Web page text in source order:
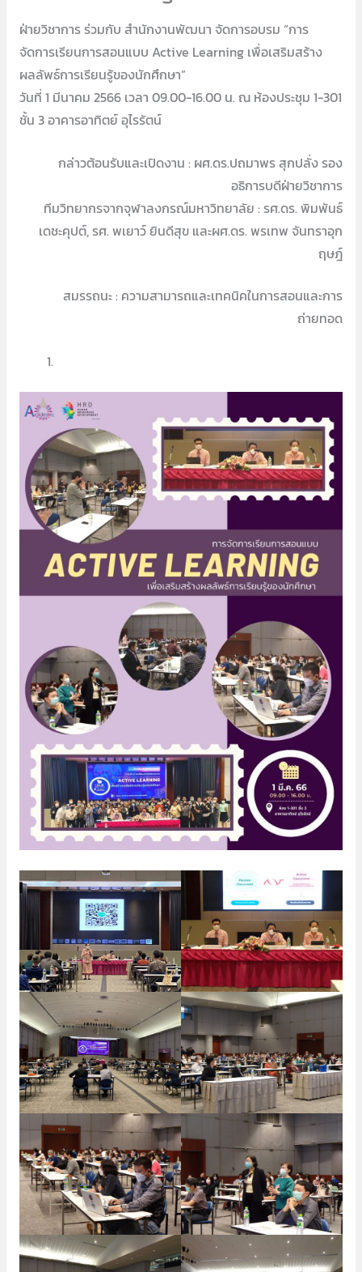
ฝ่ายวิชาการ ร่วมกับ สำนักงานพัฒนา จัดการอบรม “การ
จัดการเรียนการสอนแบบ Active Learning เพื่อเสริมสร้าง
ผลลัพธ์การเรียนรู้ของนักศึกษา”
วันที่ 1 มีนาคม 2566 เวลา 09.00-16.00 น. ณ ห้องประชุม 1-301
ชั้น 3 อาคารอาทิตย์ อุไรรัตน์
กล่าวต้อนรับและเปิดงาน : ผศ.ดร.ปถมาพร สุกปลั่ง รอง
อธิการบดีฝ่ายวิชาการ
ทีมวิทยากรจากจุฬาลงกรณ์มหาวิทยาลัย : รศ.ดร. พิมพันธ์
เดชะคุปต์, รศ. พเยาว์ ยินดีสุข และผศ.ดร. พรเทพ จันทราอุก
ฤษฎ์
สมรรถนะ : ความสามารถและเทคนิคในการสอนและการ
ถ่ายทอด